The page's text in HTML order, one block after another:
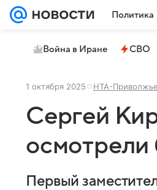
Политика
Война в Иране СВО
1 октября 2025 НТА-Приволжье
Сергей
осмотрели
Первый